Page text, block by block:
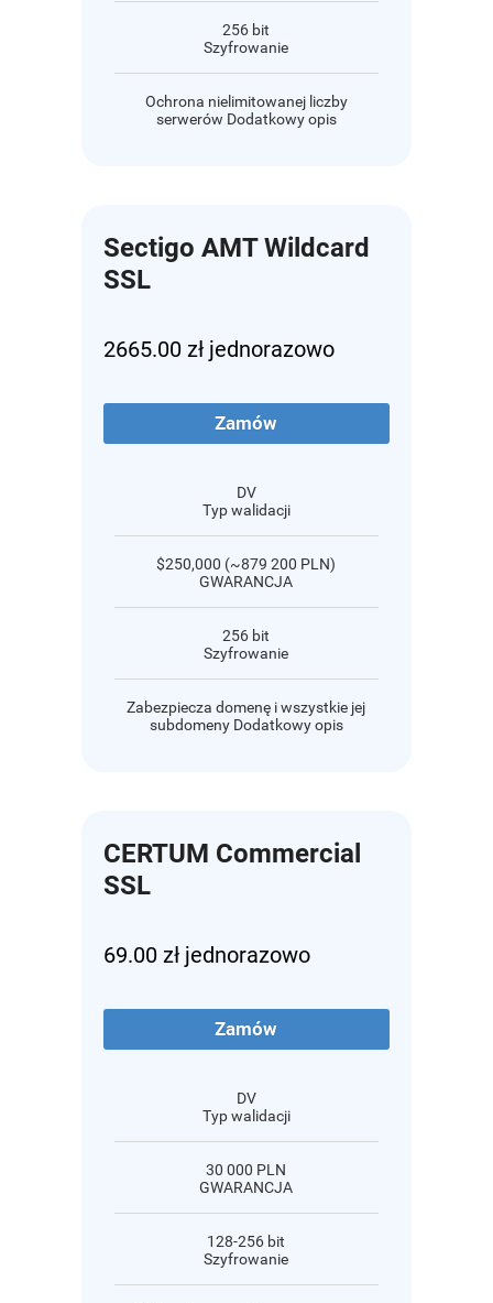
256 bit
Szyfrowanie
Ochrona nielimitowanej liczby
serwerów Dodatkowy opis
Sectigo AMT Wildcard
SSL
2665.00 zł jednorazowo
Zamów
DV
Typ walidacji
$250,000 (~879 200 PLN)
GWARANCJA
256 bit
Szyfrowanie
Zabezpiecza domenę i wszystkie jej
subdomeny Dodatkowy opis
CERTUM Commercial
SSL
69.00 zł jednorazowo
Zamów
DV
Typ walidacji
30 000 PLN
GWARANCJA
128-256 bit
Szyfrowanie